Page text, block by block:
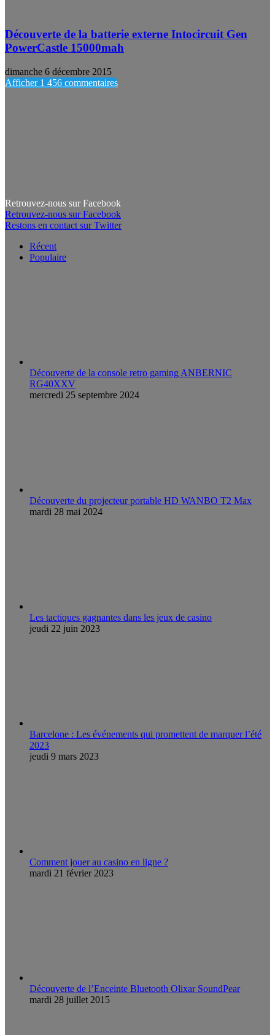
Découverte de la batterie externe Intocircuit Gen
PowerCastle 15000mah
dimanche 6 décembre 2015
Afficher 1 456 commentaires
Retrouvez-nous sur Facebook
Retrouvez-nous sur Facebook
Restons en contact sur Twitter
Récent
Populaire
Découverte de la console retro gaming ANBERNIC
RG40XXV
mercredi 25 septembre 2024
Découverte du projecteur portable HD WANBO T2 Max
mardi 28 mai 2024
Les tactiques gagnantes dans les jeux de casino
jeudi 22 juin 2023
Barcelone : Les événements qui promettent de marquer l’été
2023
jeudi 9 mars 2023
Comment jouer au casino en ligne ?
mardi 21 février 2023
Découverte de l’Enceinte Bluetooth Olixar SoundPear
mardi 28 juillet 2015